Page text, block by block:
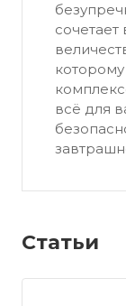
всё для
Статьи